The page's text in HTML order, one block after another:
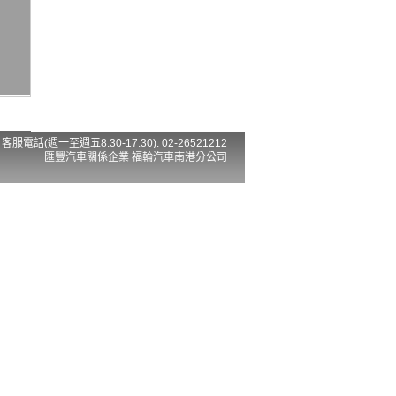
客服電話(週一至週五8:30-17:30): 02-26521212
匯豐汽車關係企業 福輪汽車南港分公司